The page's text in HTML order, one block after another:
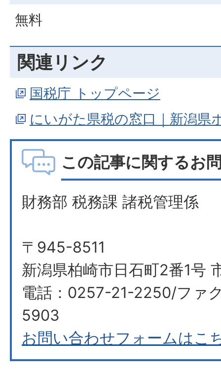
無料
関連リンク
国税庁 トップページ
にいがた県税の窓口｜新潟県
この記事に関するお
財務部 税務課 諸税管理係
〒945-8511
新潟県柏崎市日石町2番1号
電話：0257-21-2250/ファ
5903
お問い合わせフォームはこ